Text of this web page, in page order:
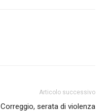
Articolo successivo
Correggio, serata di violenza